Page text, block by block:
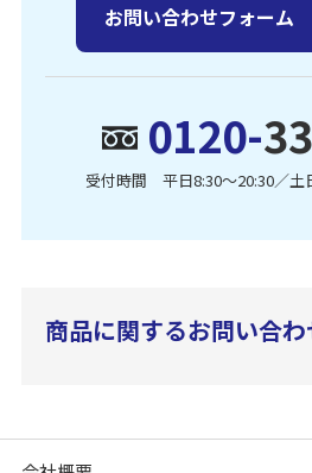
0120-33
受付時間 平日8:30〜20:30／土
お問い合わせフォーム
商品に関するお問い合わ